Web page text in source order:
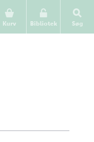
Kurv
Bibliotek Søg